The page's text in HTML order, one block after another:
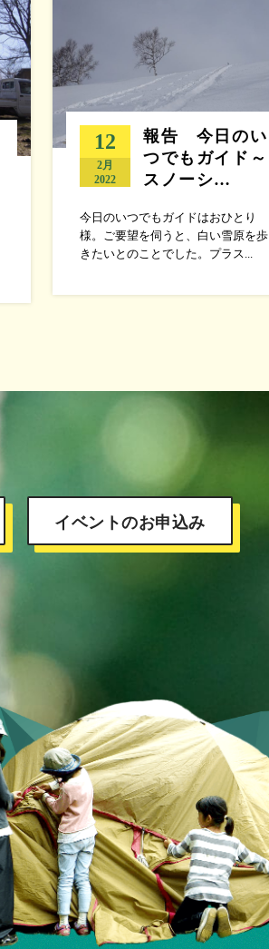
12
2月
2022
報告 今日のい
つでもガイド～
スノーシ…
今日のいつでもガイドはおひとり
様。ご要望を伺うと、白い雪原を歩
きたいとのことでした。プラス...
イベントのお申込み